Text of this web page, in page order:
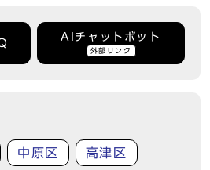
AIチャットボット
外部リンク
中原区 高津区